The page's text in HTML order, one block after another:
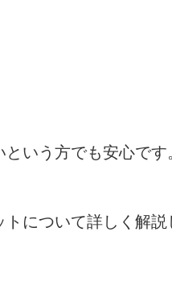
いう方でも安心です
トについて詳しく解